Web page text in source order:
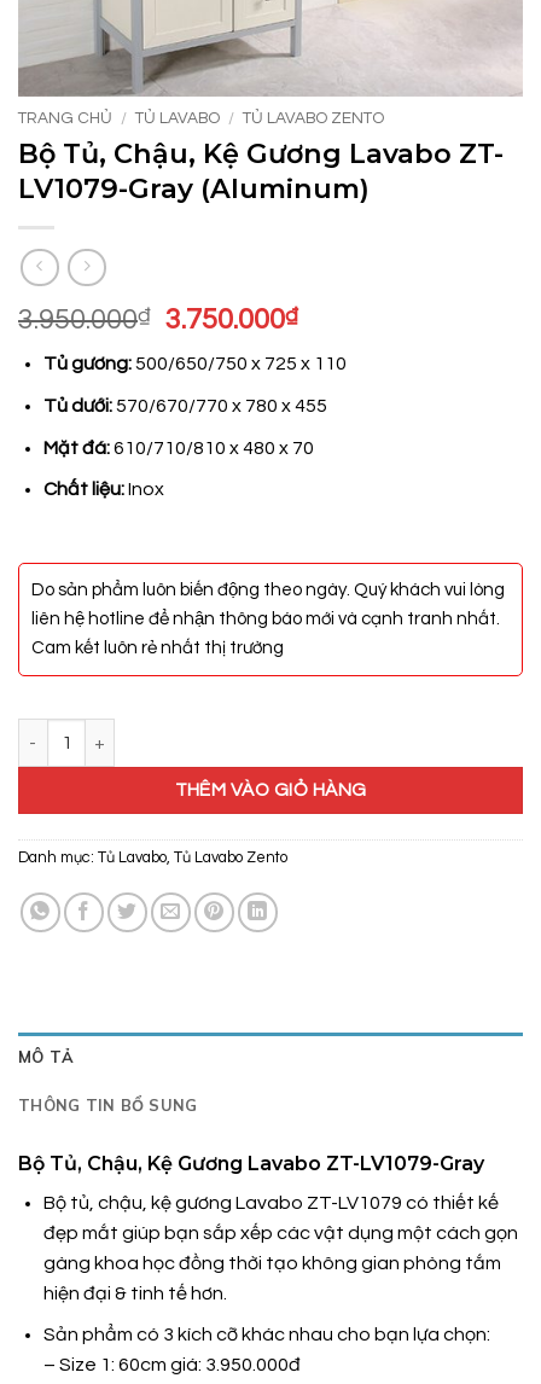
TRANG CHỦ / TỦ LAVABO / TỦ LAVABO ZENTO
Bộ Tủ, Chậu, Kệ Gương Lavabo ZT-
LV1079-Gray (Aluminum)
3.950.000₫
Giá
là:
3.950.000₫.
3.750.000₫Giá
tại
là:
3.750.000₫.
Tủ gương:500/650/750 x 725 x 110
Tủ dưới:570/670/770 x 780 x 455
Mặt đá:610/710/810 x 480 x 70
Chất liệu:Inox
Do sản phẩm luôn biến động theo ngày. Quý khách vui lòng
liên hệ hotline để nhận thông báo mới và cạnh tranh nhất.
Cam kết luôn rẻ nhất thị trường
THÊM VÀO GIỎ HÀNG
Danh mục: Tủ Lavabo, Tủ Lavabo Zento
MÔ TẢ
THÔNG TIN BỔ SUNG
Bộ Tủ, Chậu, Kệ Gương Lavabo ZT-LV1079-Gray
Bộ tủ, chậu, kệ gương Lavabo ZT-LV1079 có thiết kế
đẹp mắt giúp bạn sắp xếp các vật dụng một cách gọn
gàng khoa học đồng thời tạo không gian phòng tắm
hiện đại & tinh tế hơn.
Sản phẩm có 3 kích cỡ khác nhau cho bạn lựa chọn:
– Size 1: 60cm giá: 3.950.000đ